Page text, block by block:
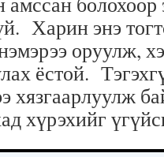
Харин энэ
оруулж,
ёстой.
хязгаарлуулж
хүрэхийг